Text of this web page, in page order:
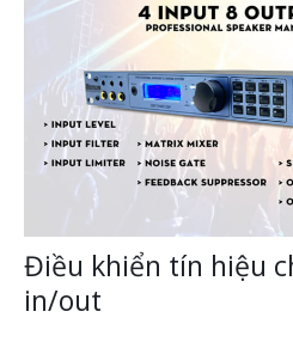
Điều khiển tín hiệu
in/out